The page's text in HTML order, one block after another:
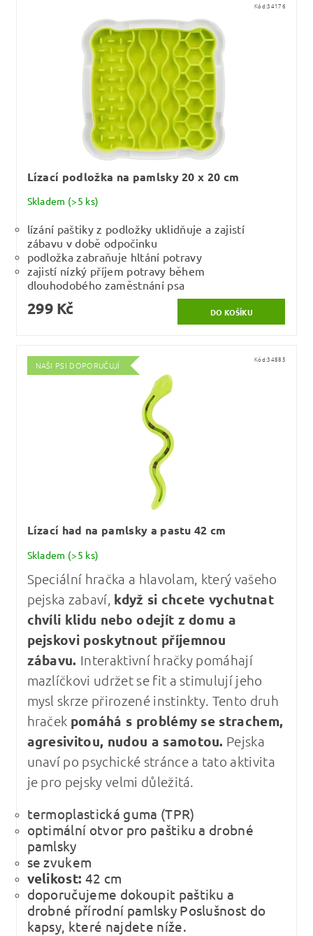
Kód:34176
Lízací podložka na pamlsky 20 x 20 cm
Skladem (>5 ks)
lízání paštiky z podložky uklidňuje a zajistí
zábavu v době odpočinku
podložka zabraňuje hltání potravy
zajistí nízký příjem potravy během
dlouhodobého zaměstnání psa
299 Kč
NAŠI PSI DOPORUČUJÍ
Kód:34885
Lízací had na pamlsky a pastu 42 cm
Skladem (>5 ks)
Speciální hračka a hlavolam, který vašeho
pejska zabaví, když si chcete vychutnat
chvíli klidu nebo odejít z domu a
pejskovi poskytnout příjemnou
zábavu. Interaktivní hračky pomáhají
mazlíčkovi udržet se fit a stimulují jeho
mysl skrze přirozené instinkty. Tento druh
hraček pomáhá s problémy se strachem,
agresivitou, nudou a samotou. Pejska
unaví po psychické stránce a tato aktivita
je pro pejsky velmi důležitá.
termoplastická guma (TPR)
optimální otvor pro paštiku a drobné
pamlsky
se zvukem
velikost: 42 cm
doporučujeme dokoupit paštiku a
drobné přírodní pamlsky Poslušnost do
kapsy, které najdete níže.